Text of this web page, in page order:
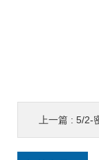
上一篇 : 5/2-密